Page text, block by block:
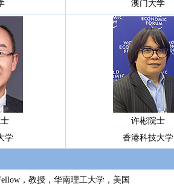
澳门大学
学
许彬院士
香港科技大学
，教授，华南理工大学，美国